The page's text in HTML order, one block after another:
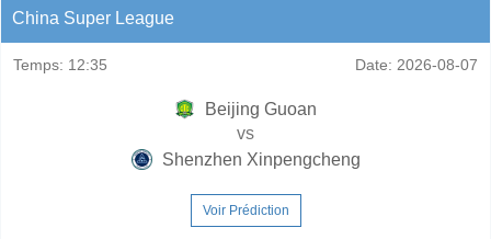
China Super League
Temps: 12:35 Date: 2026-08-07
Beijing Guoan
vs
Shenzhen Xinpengcheng
Voir Prédiction